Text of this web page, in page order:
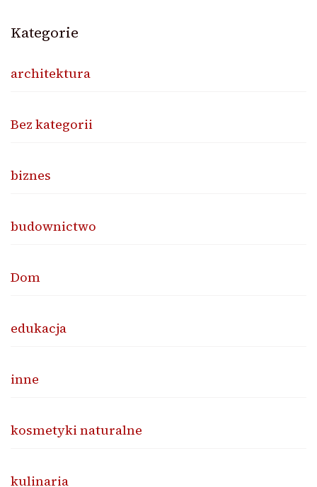
Kategorie
architektura
Bez kategorii
biznes
budownictwo
Dom
edukacja
inne
kosmetyki naturalne
kulinaria